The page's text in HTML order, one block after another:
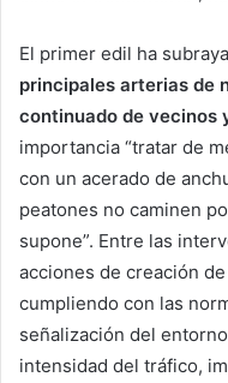
El primer edil ha
principales arterias de
continuado de vecinos
importancia “tratar de
con un acerado de
peatones no caminen
supone”. Entre las
acciones de creación
cumpliendo con las
señalización del
intensidad del tráfico,